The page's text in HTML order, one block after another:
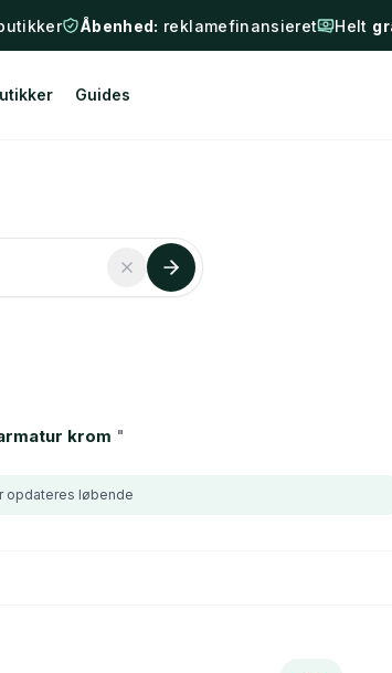
Åbenhed: reklamefinansieret Helt
Guides
krom "
opdateres løbende